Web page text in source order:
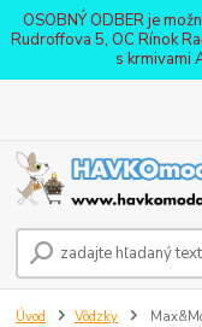
OSOBNÝ ODBER je
Rudroffova 5, OC Rínok
s krmivami
Úvod Vôdzky